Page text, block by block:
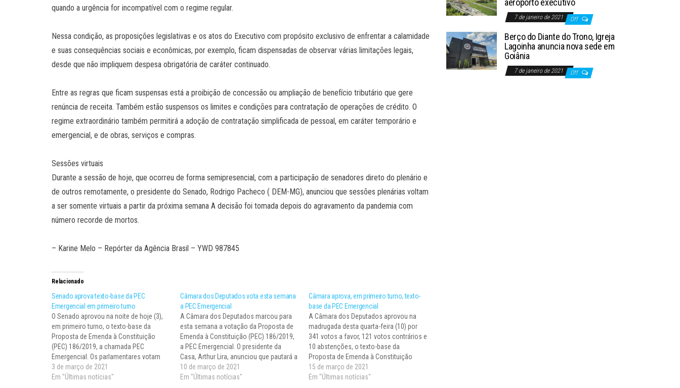
quando a urgência for incompatível com o regime regular.
Nessa condição, as proposições legislativas e os atos do Executivo com propósito exclusivo de enfrentar a calamidade
e suas consequências sociais e econômicas, por exemplo, ficam dispensadas de observar várias limitações legais,
desde que não impliquem despesa obrigatória de caráter continuado.
Entre as regras que ficam suspensas está a proibição de concessão ou ampliação de benefício tributário que gere
renúncia de receita. Também estão suspensos os limites e condições para contratação de operações de crédito. O
regime extraordinário também permitirá a adoção de contratação simplificada de pessoal, em caráter temporário e
emergencial, e de obras, serviços e compras.
Sessões virtuais
Durante a sessão de hoje, que ocorreu de forma semipresencial, com a participação de senadores direto do plenário e
de outros remotamente, o presidente do Senado, Rodrigo Pacheco ( DEM-MG), anunciou que sessões plenárias voltam
a ser somente virtuais a partir da próxima semana A decisão foi tomada depois do agravamento da pandemia com
número recorde de mortos.
– Karine Melo – Repórter da Agência Brasil – YWD 987845
Relacionado
Senado aprova texto-base da PEC
Emergencial em primeiro turno
O Senado aprovou na noite de hoje (3),
em primeiro turno, o texto-base da
Proposta de Emenda à Constituição
(PEC) 186/2019, a chamada PEC
Emergencial. Os parlamentares votam
agora os destaques ao texto. Depois de
dias de discussão em plenário e
3 de março de 2021
Em "Últimas notícias"
Câmara dos Deputados vota esta semana
a PEC Emergencial
A Câmara dos Deputados marcou para
esta semana a votação da Proposta de
Emenda à Constituição (PEC) 186/2019,
a PEC Emergencial. O presidente da
Casa, Arthur Lira, anunciou que pautará a
PEC para apreciação diretamente no
plenário, sem passar por comissões. A
10 de março de 2021
Em "Últimas notícias"
Câmara aprova, em primeiro turno, texto-
base da PEC Emergencial
A Câmara dos Deputados aprovou na
madrugada desta quarta-feira (10) por
341 votos a favor, 121 votos contrários e
10 abstenções, o texto-base da
Proposta de Emenda à Constituição
(PEC) 186/19, a chamada PEC
Emergencial. Entre outros pontos, a
15 de março de 2021
Em "Últimas notícias"
aeroporto executivo
7 de janeiro de 2021 Off
Berço do Diante do Trono, Igreja
Lagoinha anuncia nova sede em
Goiânia
7 de janeiro de 2021 Off